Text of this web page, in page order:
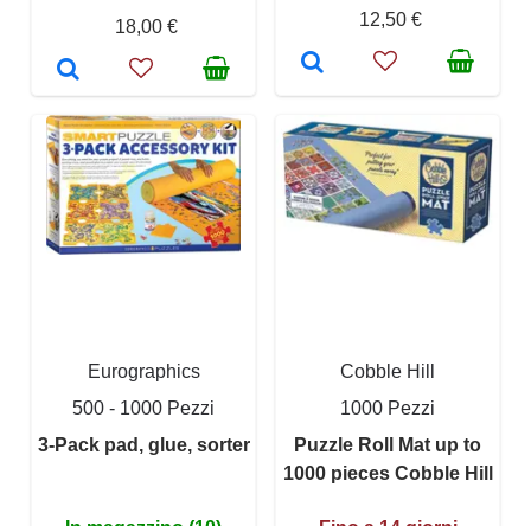
18,00 €
12,50 €
Eurographics
500 - 1000 Pezzi
3-Pack pad, glue, sorter
Cobble Hill
1000 Pezzi
Puzzle Roll Mat up to
1000 pieces Cobble Hill